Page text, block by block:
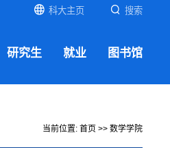
科大主页 搜索
研究生 就业 图书馆
当前位置: 首页 >> 数学学院